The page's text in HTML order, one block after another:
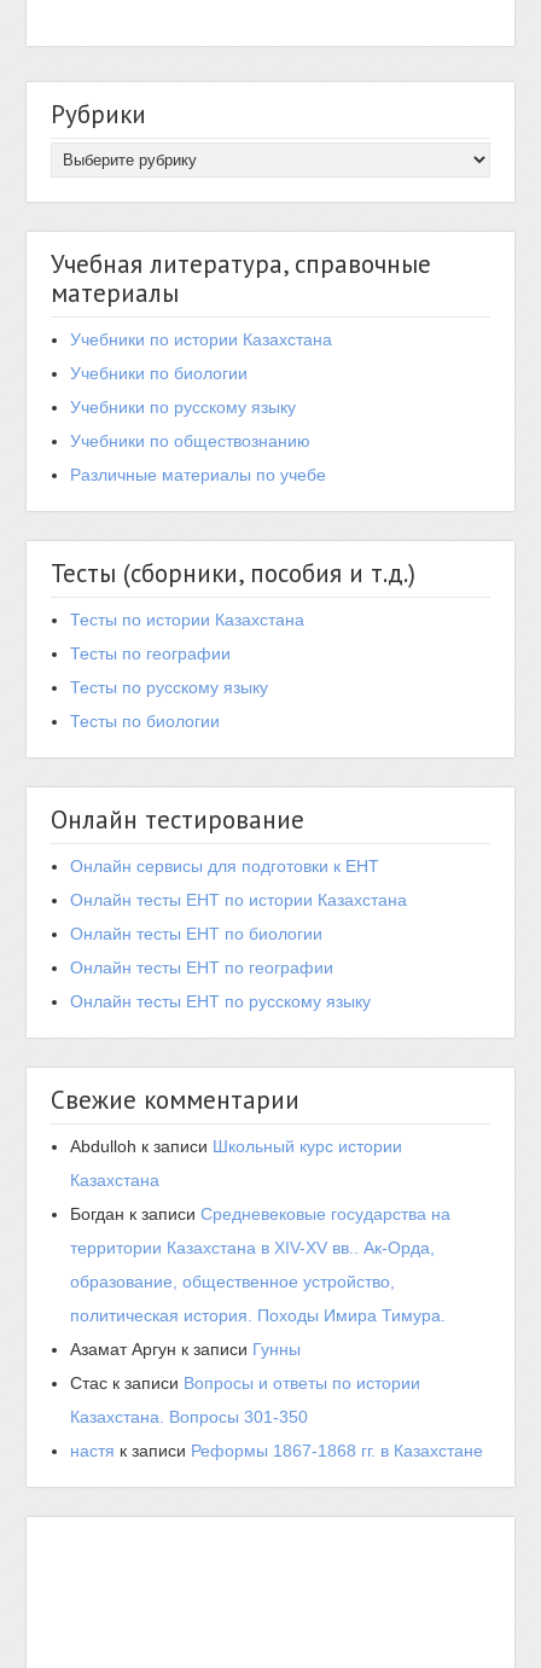
Рубрики
Учебная литература, справочные
материалы
Учебники по истории Казахстана
Учебники по биологии
Учебники по русскому языку
Учебники по обществознанию
Различные материалы по учебе
Тесты (сборники, пособия и т.д.)
Тесты по истории Казахстана
Тесты по географии
Тесты по русскому языку
Тесты по биологии
Онлайн тестирование
Онлайн сервисы для подготовки к ЕНТ
Онлайн тесты ЕНТ по истории Казахстана
Онлайн тесты ЕНТ по биологии
Онлайн тесты ЕНТ по географии
Онлайн тесты ЕНТ по русскому языку
Свежие комментарии
Abdulloh к записи Школьный курс истории
Казахстана
Богдан к записиСредневековые государства на
территории Казахстана в XIV-XV вв.. Ак-Орда,
образование, общественное устройство,
политическая история. Походы Имира Тимура.
Азамат Аргун к записи Гунны
Стас к записи Вопросы и ответы по истории
Казахстана. Вопросы 301-350
настя к записи Реформы 1867-1868 гг. в Казахстане